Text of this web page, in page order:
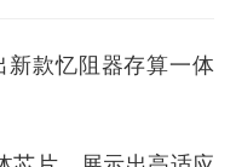
新款忆阻器存算一体